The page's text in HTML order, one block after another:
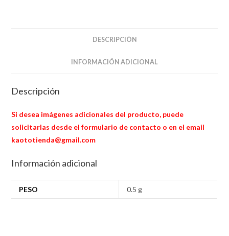
DESCRIPCIÓN
INFORMACIÓN ADICIONAL
Descripción
Si desea imágenes adicionales del producto, puede
solicitarlas desde el formulario de contacto o en el email
kaototienda@gmail.com
Información adicional
PESO 0.5 g